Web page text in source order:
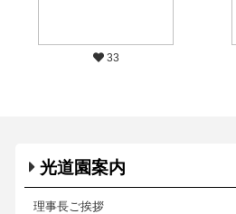
33
光道園案内
理事長ご挨拶